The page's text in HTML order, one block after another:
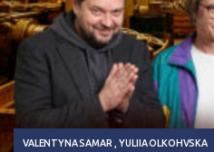
VALENTYNA SAMAR YULIIA OLKOHVSKA